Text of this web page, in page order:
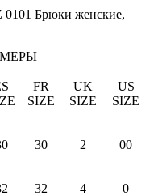
Брюки женские,
FR
SIZE
UK
SIZE
US
SIZE
30 2 00
32 4 0